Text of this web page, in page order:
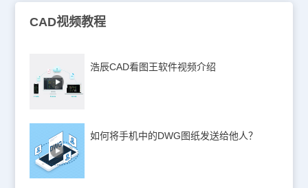
CAD视频教程
浩辰CAD看图王软件视频介绍
如何将手机中的DWG图纸发送给他人？